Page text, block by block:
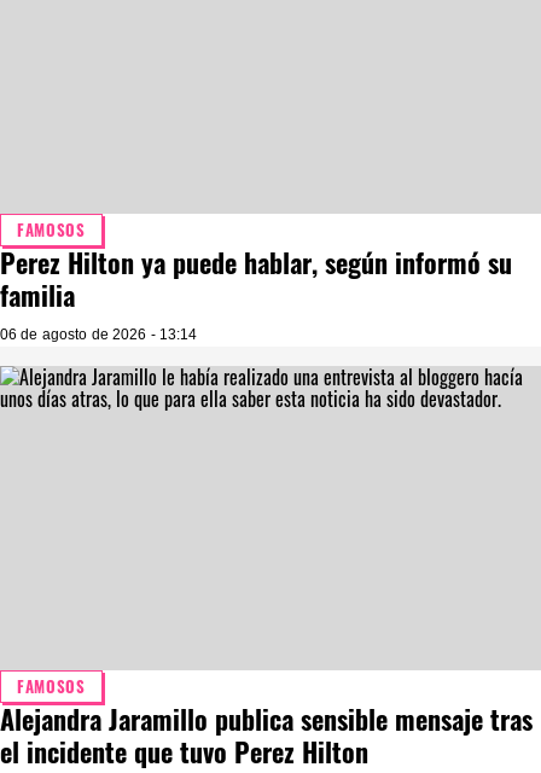
FAMOSOS
Perez Hilton ya puede hablar, según informó su
familia
06 de agosto de 2026 - 13:14
FAMOSOS
Alejandra Jaramillo publica sensible mensaje tras
el incidente que tuvo Perez Hilton